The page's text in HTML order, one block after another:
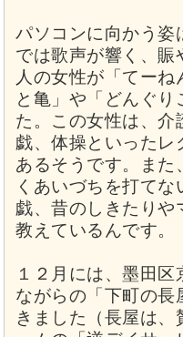
パソコンに向かう姿
では歌声が響く、賑
人の女性が「てー
と亀」や「どんぐ
た。この女性は、介
戯、体操といったレ
あるそうです。また
くあいづちを打て
戯、昔のしきたりや
教えているんです。
１２月には、墨田
ながらの「下町の長
きました（長屋は、